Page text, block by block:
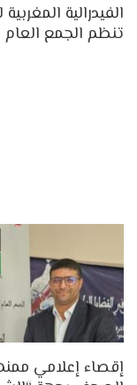
الفيدرالية
تنظم الجمع
إقصاء إعلامي